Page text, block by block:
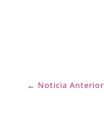
← Noticia Anterior